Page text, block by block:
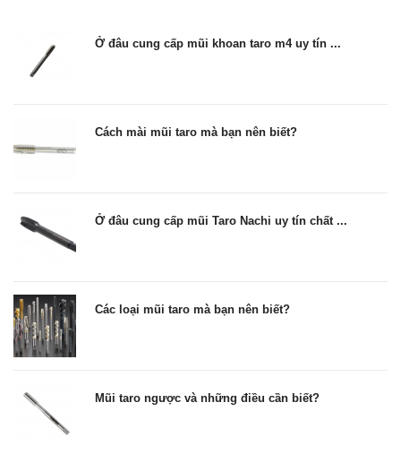
Ở đâu cung cấp mũi khoan taro m4 uy tín ...
Cách mài mũi taro mà bạn nên biết?
Ở đâu cung cấp mũi Taro Nachi uy tín chất ...
Các loại mũi taro mà bạn nên biết?
Mũi taro ngược và những điều cần biết?